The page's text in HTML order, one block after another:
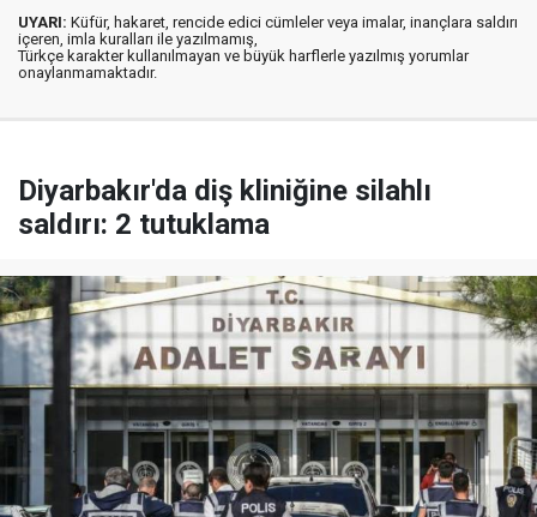
UYARI: Küfür, hakaret, rencide edici cümleler veya imalar, inançlara saldırı
içeren, imla kuralları ile yazılmamış,
Türkçe karakter kullanılmayan ve büyük harflerle yazılmış yorumlar
onaylanmamaktadır.
Diyarbakır'da diş kliniğine silahlı
saldırı: 2 tutuklama